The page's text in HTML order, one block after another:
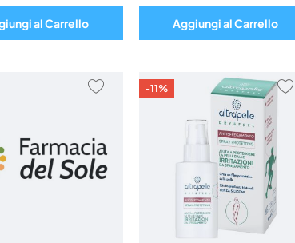
al Carrello Aggiungi al Carrello
AGGIUNGI
-11%